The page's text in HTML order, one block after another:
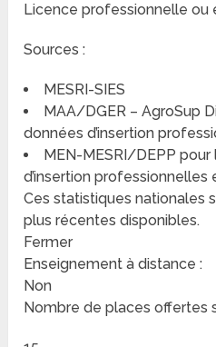
Licence professionnelle ou
Sources :
MESRI-SIES
MAA/DGER – AgroSup
données d’insertion
MEN-MESRI/DEPP
d’insertion professionnelles
Ces statistiques nationales
plus récentes disponibles.
Fermer
Enseignement à distance :
Non
Nombre de places offertes